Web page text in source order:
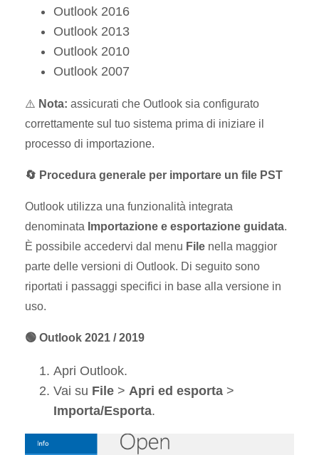
Outlook 2016
Outlook 2013
Outlook 2010
Outlook 2007
⚠️ Nota: assicurati che Outlook sia configurato
correttamente sul tuo sistema prima di iniziare il
processo di importazione.
🔄 Procedura generale per importare un file PST
Outlook utilizza una funzionalità integrata
denominata Importazione e esportazione guidata.
È possibile accedervi dal menu File nella maggior
parte delle versioni di Outlook. Di seguito sono
riportati i passaggi specifici in base alla versione in
uso.
🟢 Outlook 2021 / 2019
Apri Outlook.
Vai su File > Apri ed esporta >
Importa/Esporta.